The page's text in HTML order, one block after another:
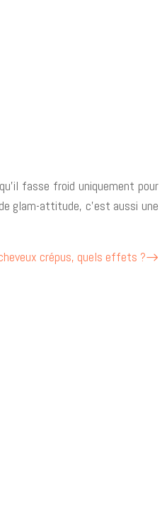
fasse froid uniquement pour
glam-attitude, c’est aussi une
crépus, quels effets ?